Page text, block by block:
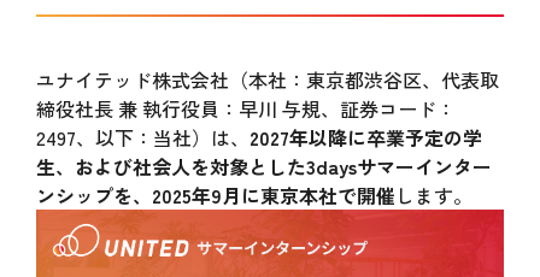
ユナイテッド株式会社（本社：東京都渋谷区、代表取
締役社長 兼 執行役員：早川 与規、証券コード：
2497、以下：当社）は、 2027年以降に卒業予定の学
生、および社会人を対象とした3daysサマーインター
ンシップを、2025年9月に東京本社で開催 します。